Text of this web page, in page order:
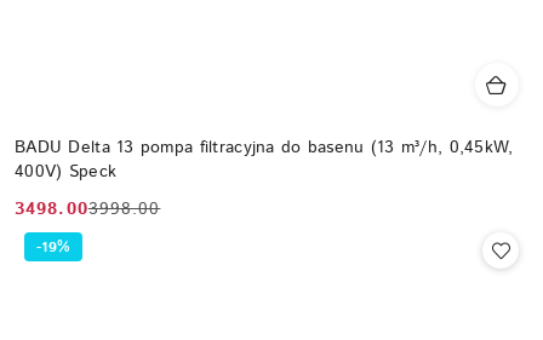
BADU Delta 13 pompa filtracyjna do basenu (13 m³/h, 0,45kW,
400V) Speck
Cena
promocyjna:
3498.00
Cena
przed
3998.00
-19%